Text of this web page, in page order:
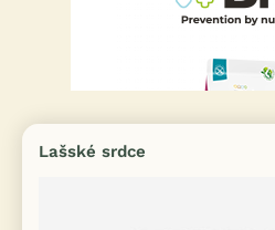
Lašské srdce